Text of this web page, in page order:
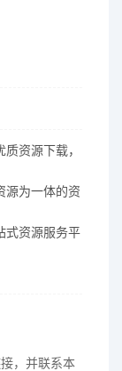
资源下载，
源为一体的资
式资源服务平
，并联系本